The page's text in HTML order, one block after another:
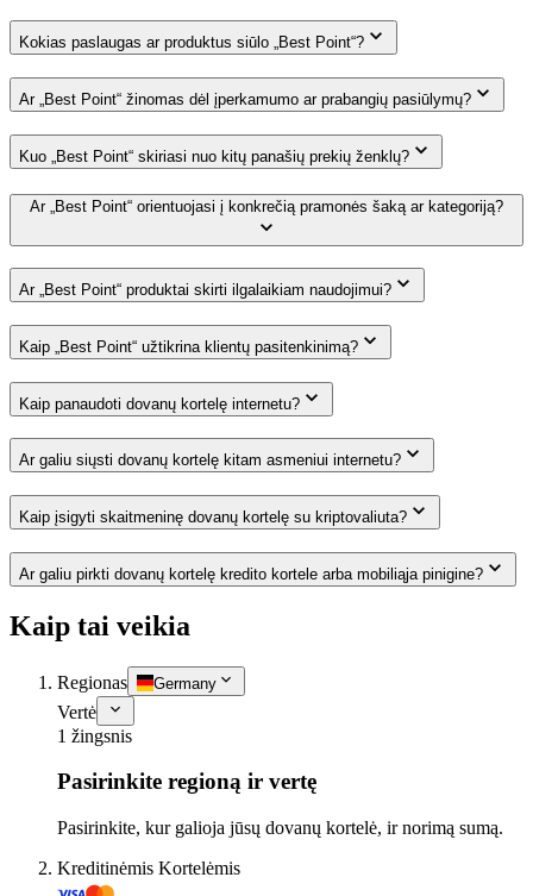
Kokias paslaugas ar produktus siūlo „Best Point“?
Ar „Best Point“ žinomas dėl įperkamumo ar prabangių pasiūlymų?
Kuo „Best Point“ skiriasi nuo kitų panašių prekių ženklų?
Ar „Best Point“ orientuojasi į konkrečią pramonės šaką ar kategoriją?
Ar „Best Point“ produktai skirti ilgalaikiam naudojimui?
Kaip „Best Point“ užtikrina klientų pasitenkinimą?
Kaip panaudoti dovanų kortelę internetu?
Ar galiu siųsti dovanų kortelę kitam asmeniui internetu?
Kaip įsigyti skaitmeninę dovanų kortelę su kriptovaliuta?
Ar galiu pirkti dovanų kortelę kredito kortele arba mobiliąja pinigine?
Kaip tai veikia
Regionas Germany
Vertė
1 žingsnis
Pasirinkite regioną ir vertę
Pasirinkite, kur galioja jūsų dovanų kortelė, ir norimą sumą.
Kreditinėmis Kortelėmis